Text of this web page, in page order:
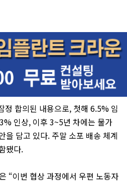
정 합의된 내용으로, 첫해 6.5% 임
인상, 이후 3~5년 차에는 물가
을 담고 있다. 주말 소포 배송 체계
됐다.
“이번 협상 과정에서 우편 노동자